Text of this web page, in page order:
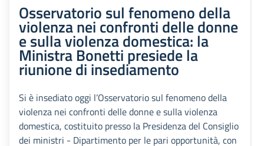
Osservatorio sul fenomeno della
violenza nei confronti delle donne
e sulla violenza domestica: la
Ministra Bonetti presiede la
riunione di insediamento
Si è insediato oggi l’Osservatorio sul fenomeno della
violenza nei confronti delle donne e sulla violenza
domestica, costituito presso la Presidenza del Consiglio
dei ministri - Dipartimento per le pari opportunità, con